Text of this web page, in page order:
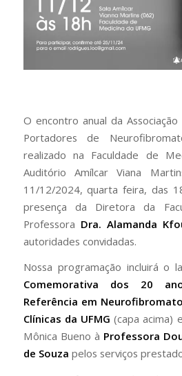
O encontro anual da
Portadores de
realizado na Faculdade de
Auditório Amílcar Viana
11/12/2024, quarta feira, das
presença da Diretora da
Professora Dra. Alamanda
autoridades convidadas.
Nossa programação incluirá o
Comemorativa dos 20
Referência em
Clínicas da UFMG (capa acima)
Mônica Bueno à Professora
de Souza pelos serviços